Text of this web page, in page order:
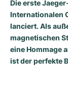
Damenuhren
Damenuhren
Die erste
Internationalen
lanciert. Als
magnetischen
eine Hommage
ist der perfekte